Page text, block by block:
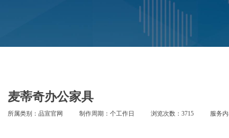
麦蒂奇办公家具
所属类别：品宣官网 制作周期：个工作日 浏览次数：3715 服务